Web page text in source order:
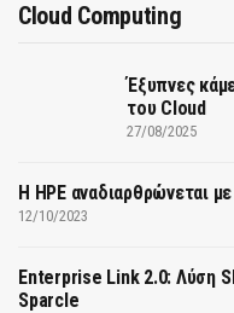
Cloud Computing
Έξυπνες
του Cloud
27/08/2025
H HPE αναδιαρθρώνεται
12/10/2023
Enterprise Link 2.0: Λύση
Sparcle